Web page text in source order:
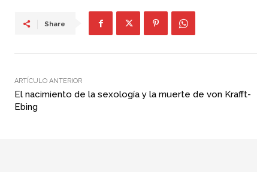
Share
ARTÍCULO ANTERIOR
El nacimiento de la sexología y la muerte de von Krafft-
Ebing